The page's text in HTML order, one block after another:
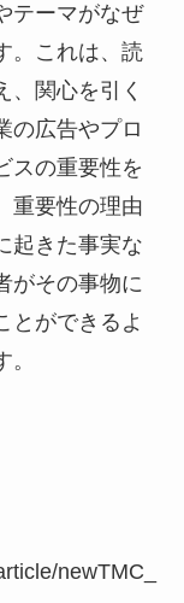
テーマがなぜ
。これは、読
、関心を引く
の広告やプロ
スの重要性を
重要性の理由
起きた事実な
がその事物に
とができるよ
newTMC_